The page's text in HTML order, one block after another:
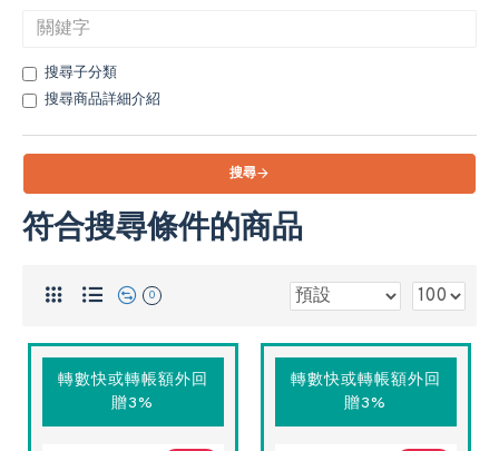
搜尋子分類
搜尋商品詳細介紹
搜尋
符合搜尋條件的商品
0
轉數快或轉帳額外回
贈3%
轉數快或轉帳額外回
贈3%